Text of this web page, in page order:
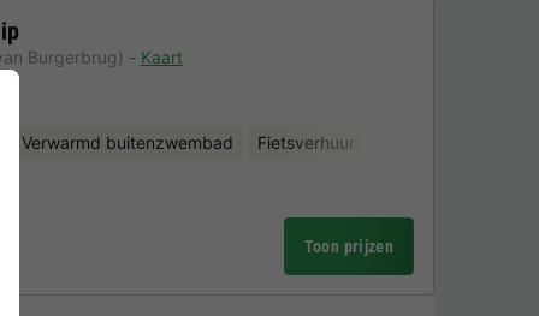
Burgerbrug)
Kaart
Verwarmd buitenzwembad Fietsverhuur
Toon prijzen